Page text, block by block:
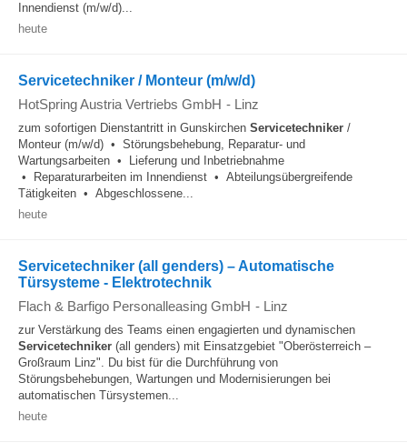
Innendienst (m/w/d)...
heute
Servicetechniker / Monteur (m/w/d)
HotSpring Austria Vertriebs GmbH - Linz
zum sofortigen Dienstantritt in Gunskirchen Servicetechniker /
Monteur (m/w/d) • Störungsbehebung, Reparatur- und
Wartungsarbeiten • Lieferung und Inbetriebnahme
• Reparaturarbeiten im Innendienst • Abteilungsübergreifende
Tätigkeiten • Abgeschlossene...
heute
Servicetechniker (all genders) – Automatische
Türsysteme - Elektrotechnik
Flach & Barfigo Personalleasing GmbH - Linz
zur Verstärkung des Teams einen engagierten und dynamischen
Servicetechniker (all genders) mit Einsatzgebiet "Oberösterreich –
Großraum Linz". Du bist für die Durchführung von
Störungsbehebungen, Wartungen und Modernisierungen bei
automatischen Türsystemen...
heute